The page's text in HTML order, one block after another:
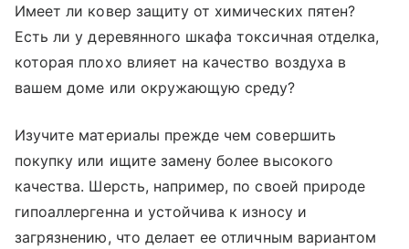
Имеет ли ковер защиту от химических пятен?
Есть ли у деревянного шкафа токсичная отделка,
которая плохо влияет на качество воздуха в
вашем доме или окружающую среду?
Изучите материалы прежде чем совершить
покупку или ищите замену более высокого
качества. Шерсть, например, по своей природе
гипоаллергенна и устойчива к износу и
загрязнению, что делает ее отличным вариантом